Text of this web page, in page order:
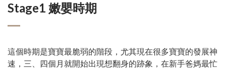
Stage1 嫩嬰時期
這個時期是寶寶最脆弱的階段，尤其現在很多寶寶的發展神
速，三、四個月就開始出現想翻身的跡象，在新手爸媽最忙